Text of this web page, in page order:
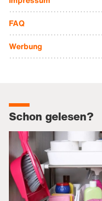
FAQ
Werbung
Schon gelesen?